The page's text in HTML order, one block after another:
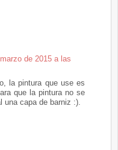
de 2015 a las
la pintura que use es
que la pintura no se
una capa de barniz :).